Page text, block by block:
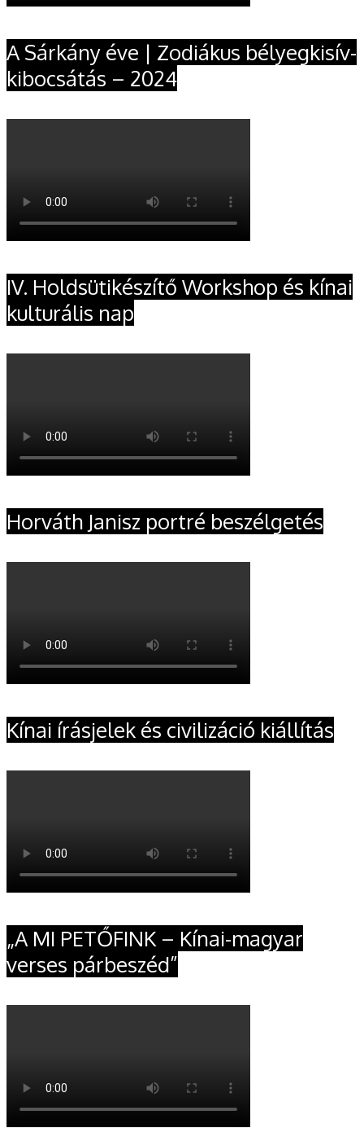
A Sárkány éve | Zodiákus bélyegkisív-
kibocsátás – 2024
IV. Holdsütikészítő Workshop és kínai
kulturális nap
Horváth Janisz portré beszélgetés
Kínai írásjelek és civilizáció kiállítás
„A MI PETŐFINK – Kínai-magyar
verses párbeszéd”